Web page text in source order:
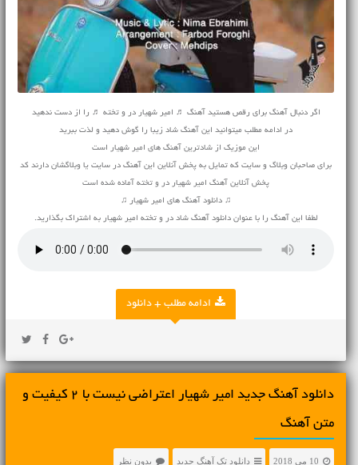
اگر دنبال آهنگ برای رقص هستید آهنگ ♬ امیر شهیار در و تخته ♬ را از دست ندهید
در ادامه مطلب میتوانید این آهنگ شاد زیبا را گوش دهید و لذت ببرید
این موزیک از شادترین آهنگ های امیر شهیار است
برای صاحبان وبلاگ و سایت که تمایل به پخش آنلاین این آهنگ در سایت یا وبلاگشان دارند کد
پخش آنلاین آهنگ امیر شهیار در و تخته آماده شده است
♫ دانلود آهنگ های امیر شهیار ♫
لطفا این آهنگ را با عنوان دانلود آهنگ شاد در و تخته امیر شهیار به اشتراک بگذارید.
ادامه مطلب + دانلود
دانلود آهنگ جديد امیر شهیار اعتراضی نیست با 2 کیفیت و
متن آهنگ
10 می 2018 دانلود تک آهنگ جدید بدون نظر